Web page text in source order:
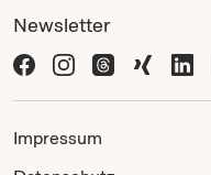
Newsletter
Impressum